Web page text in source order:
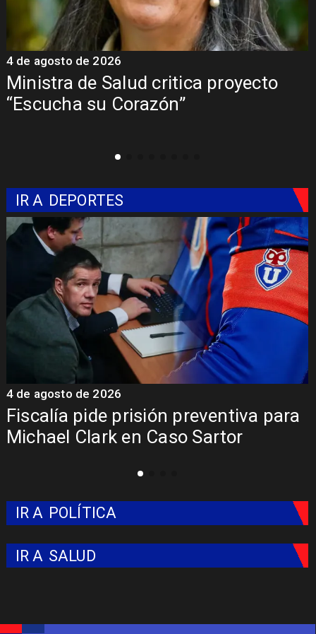
Ministra de Salud critica proyecto
“Escucha su Corazón”
4 de agosto de 2026
IR A DEPORTES
Fiscalía pide prisión preventiva para
Michael Clark en Caso Sartor
4 de agosto de 2026
IR A POLÍTICA
IR A SALUD